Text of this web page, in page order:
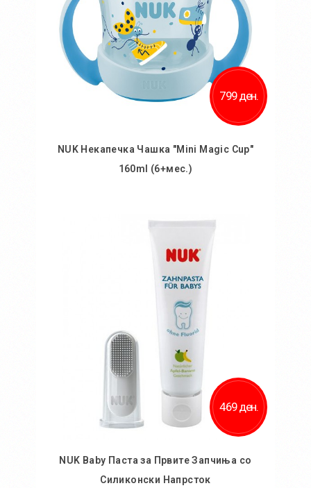
799 ден.
NUK Некапечка Чашка "Mini Magic Cup"
160ml (6+мес.)
469 ден.
NUK Baby Паста за Првите Запчиња со
Силиконски Напрсток